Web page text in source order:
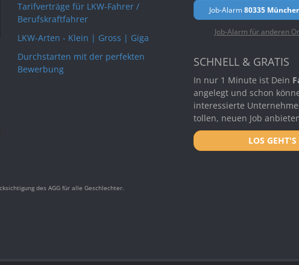
Tarifverträge für LKW-Fahrer /
Berufskraftfahrer
LKW-Arten - Klein | Gross | Giga
Durchstarten mit der perfekten
Bewerbung
Job-Alarm80335
Job-Alarm für anderen
SCHNELL & GRATIS
In nur 1 Minute ist Dein
angelegt und schon
interessierte
tollen, neuen Job
LOS GEHT'S
des AGG für alle Geschlechter.